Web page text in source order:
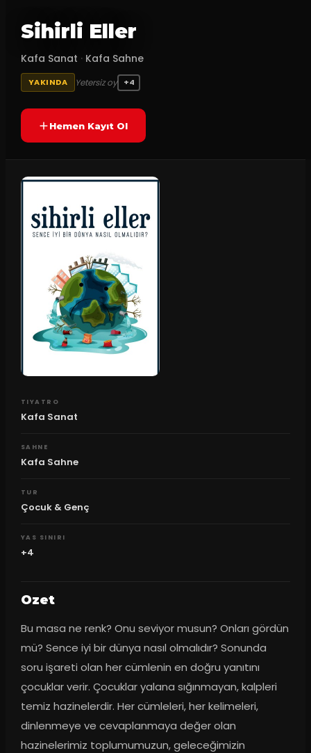
Sihirli Eller
Kafa Sanat · Kafa Sahne
YAKINDA Yetersiz oy +4
Hemen Kayıt Ol
TIYATRO
Kafa Sanat
SAHNE
Kafa Sahne
TUR
Çocuk & Genç
YAS SINIRI
+4
Ozet
Bu masa ne renk? Onu seviyor musun? Onları gördün
mü? Sence iyi bir dünya nasıl olmalıdır? Sonunda
soru işareti olan her cümlenin en doğru yanıtını
çocuklar verir. Çocuklar yalana sığınmayan, kalpleri
temiz hazinelerdir. Her cümleleri, her kelimeleri,
dinlenmeye ve cevaplanmaya değer olan
hazinelerimiz toplumumuzun, geleceğimizin